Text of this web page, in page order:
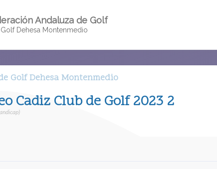
Andaluza de Golf
Dehesa Montenmedio
Golf Dehesa Montenmedio
Cadiz Club de Golf 2023 2